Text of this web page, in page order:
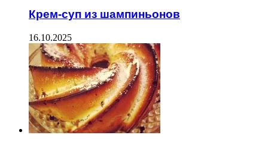
Крем-суп из шампиньонов
16.10.2025